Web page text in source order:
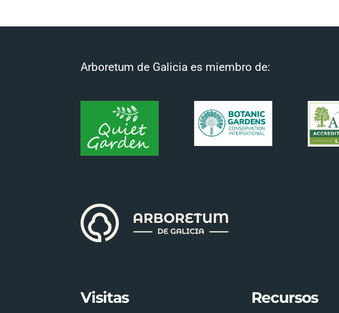
Arboretum de Galicia es miembro de:
Visitas Recursos